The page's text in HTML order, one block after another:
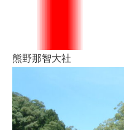
熊野那智大社